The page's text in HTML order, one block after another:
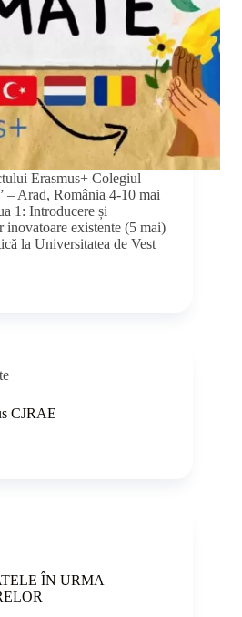
Erasmus+ Colegiul
– Arad, România 4-10 mai
1: Introducere și
inovatoare existente (5 mai)
la Universitatea de Vest
CJRAE
ÎN URMA